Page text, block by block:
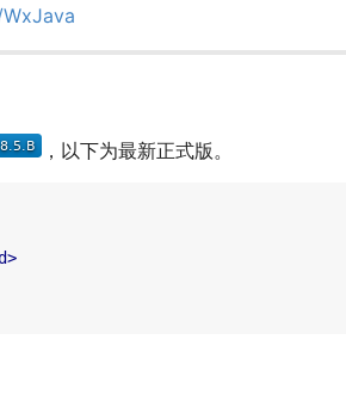
，以下为最新正式版。
>